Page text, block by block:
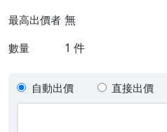
最高出價者 無
數量 1 件
自動出價 直接出價